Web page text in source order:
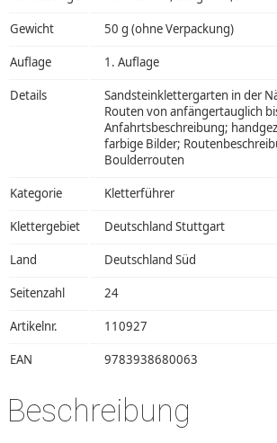
Gewicht 50 g (ohne Verpackung)
Auflage 1. Auflage
Details
Sandsteinklettergarten in der
Routen von anfängertauglich
Anfahrtsbeschreibung;
farbige Bilder;
Boulderrouten
Kategorie Kletterführer
Klettergebiet Deutschland Stuttgart
Land Deutschland Süd
Seitenzahl 24
Artikelnr. 110927
EAN 9783938680063
Beschreibung